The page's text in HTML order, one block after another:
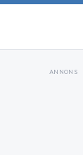
ANNONS